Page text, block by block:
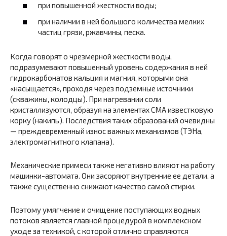
при повышенной жесткости воды;
при наличии в ней большого количества мелких
частиц грязи, ржавчины, песка.
Когда говорят о чрезмерной жесткости воды,
подразумевают повышенный уровень содержания в ней
гидрокарбонатов кальция и магния, которыми она
«насыщается», проходя через подземные источники
(скважины, колодцы). При нагревании соли
кристаллизуются, образуя на элементах СМА известковую
корку (накипь). Последствия таких образований очевидны
— преждевременный износ важных механизмов (ТЭНа,
электромагнитного клапана).
Механические примеси также негативно влияют на работу
машинки-автомата. Они засоряют внутренние ее детали, а
также существенно снижают качество самой стирки.
Поэтому умягчение и очищение поступающих водных
потоков является главной процедурой в комплексном
уходе за техникой, с которой отлично справляются